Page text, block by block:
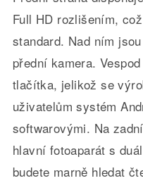
Full HD rozlišením,
standard. Nad ním
přední kamera.
tlačítka, jelikož se
uživatelům systém
softwarovými. Na
hlavní fotoaparát s
budete marně hledat